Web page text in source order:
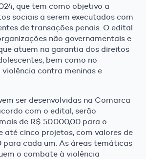
que tem como objetivo a
sociais a serem executados com
de transações penais. O edital
não governamentais e
atuem na garantia dos direitos
bem como no
contra meninas e
ser desenvolvidas na Comarca
com o edital, serão
de R$ 50.000,00 para o
até cinco projetos, com valores de
para cada um. As áreas temáticas
o combate à violência